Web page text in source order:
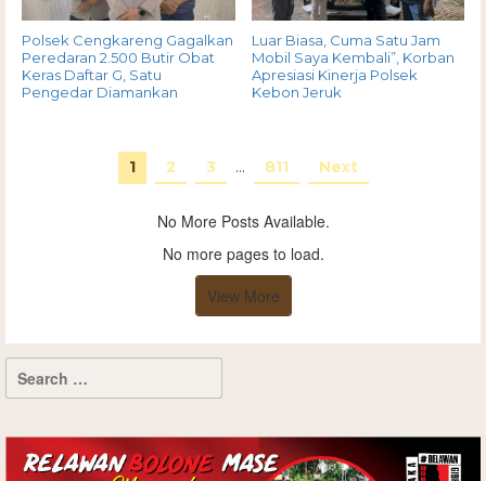
Polsek Cengkareng Gagalkan
Peredaran 2.500 Butir Obat
Keras Daftar G, Satu
Pengedar Diamankan
Luar Biasa, Cuma Satu Jam
Mobil Saya Kembali”, Korban
Apresiasi Kinerja Polsek
Kebon Jeruk
1 2 3 … 811 Next
No More Posts Available.
No more pages to load.
View More